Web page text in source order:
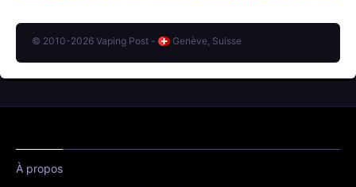
© 2010-2026 Vaping Post - Genève, Suisse
À propos